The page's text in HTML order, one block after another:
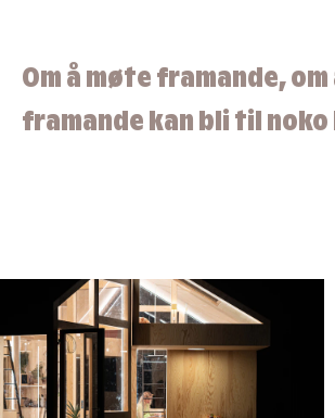
Om å møte framande,
framande kan bli til